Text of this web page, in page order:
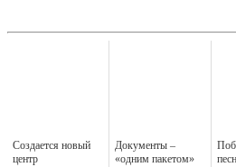
Создается новый
центр
Документы –
«одним пакетом»